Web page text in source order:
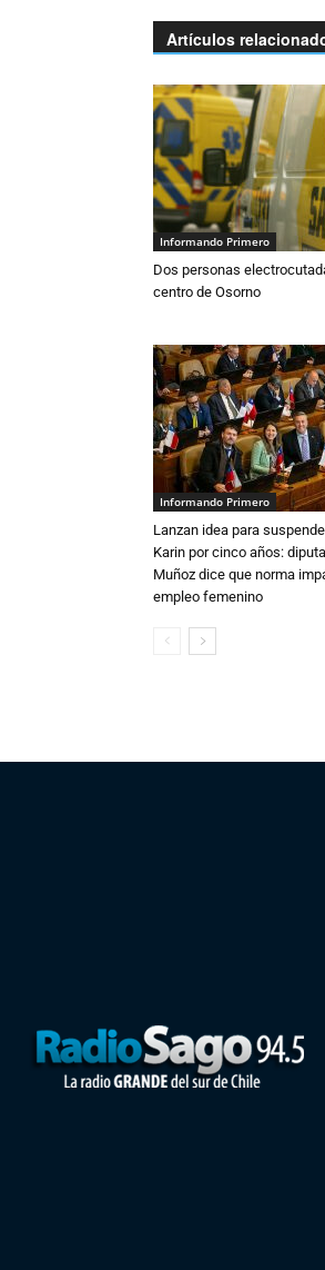
Artículos
Informando Primero
Dos personas
centro de Osorno
Informando Primero
Lanzan idea para
Karin por cinco años:
Muñoz dice que norma
empleo femenino